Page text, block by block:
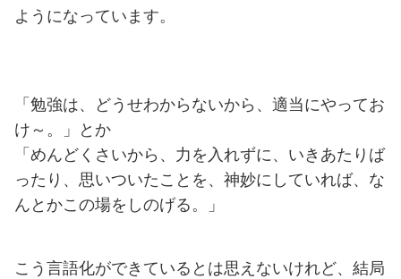
ようになっています。
「勉強は、どうせわからないから、適当にやってお
け～。」とか
「めんどくさいから、力を入れずに、いきあたりば
ったり、思いついたことを、神妙にしていれば、な
んとかこの場をしのげる。」
こう言語化ができているとは思えないけれど、結局